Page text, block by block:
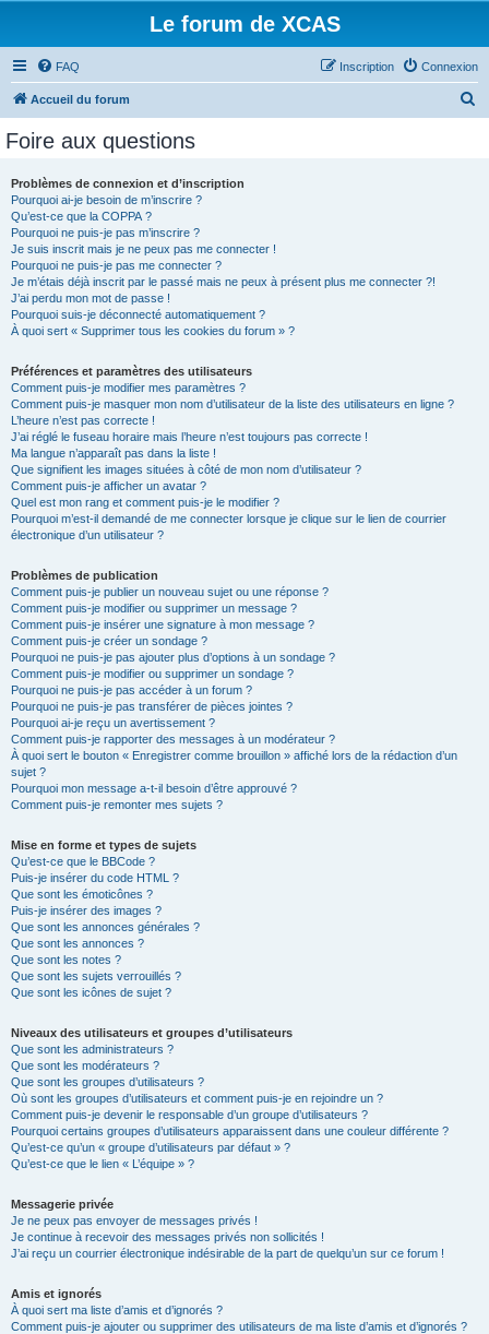
Le forum de XCAS
FAQ Connexion
Inscription
Accueil du forum
Foire aux questions
Problèmes de connexion et d’inscription
Pourquoi ai-je besoin de m’inscrire ?
Qu’est-ce que la COPPA ?
Pourquoi ne puis-je pas m’inscrire ?
Je suis inscrit mais je ne peux pas me connecter !
Pourquoi ne puis-je pas me connecter ?
Je m’étais déjà inscrit par le passé mais ne peux à présent plus me connecter ?!
J’ai perdu mon mot de passe !
Pourquoi suis-je déconnecté automatiquement ?
À quoi sert « Supprimer tous les cookies du forum » ?
Préférences et paramètres des utilisateurs
Comment puis-je modifier mes paramètres ?
Comment puis-je masquer mon nom d’utilisateur de la liste des utilisateurs en ligne ?
L’heure n’est pas correcte !
J’ai réglé le fuseau horaire mais l’heure n’est toujours pas correcte !
Ma langue n’apparaît pas dans la liste !
Que signifient les images situées à côté de mon nom d’utilisateur ?
Comment puis-je afficher un avatar ?
Quel est mon rang et comment puis-je le modifier ?
Pourquoi m’est-il demandé de me connecter lorsque je clique sur le lien de courrier
électronique d’un utilisateur ?
Problèmes de publication
Comment puis-je publier un nouveau sujet ou une réponse ?
Comment puis-je modifier ou supprimer un message ?
Comment puis-je insérer une signature à mon message ?
Comment puis-je créer un sondage ?
Pourquoi ne puis-je pas ajouter plus d’options à un sondage ?
Comment puis-je modifier ou supprimer un sondage ?
Pourquoi ne puis-je pas accéder à un forum ?
Pourquoi ne puis-je pas transférer de pièces jointes ?
Pourquoi ai-je reçu un avertissement ?
Comment puis-je rapporter des messages à un modérateur ?
À quoi sert le bouton « Enregistrer comme brouillon » affiché lors de la rédaction d’un
sujet ?
Pourquoi mon message a-t-il besoin d’être approuvé ?
Comment puis-je remonter mes sujets ?
Mise en forme et types de sujets
Qu’est-ce que le BBCode ?
Puis-je insérer du code HTML ?
Que sont les émoticônes ?
Puis-je insérer des images ?
Que sont les annonces générales ?
Que sont les annonces ?
Que sont les notes ?
Que sont les sujets verrouillés ?
Que sont les icônes de sujet ?
Niveaux des utilisateurs et groupes d’utilisateurs
Que sont les administrateurs ?
Que sont les modérateurs ?
Que sont les groupes d’utilisateurs ?
Où sont les groupes d’utilisateurs et comment puis-je en rejoindre un ?
Comment puis-je devenir le responsable d’un groupe d’utilisateurs ?
Pourquoi certains groupes d’utilisateurs apparaissent dans une couleur différente ?
Qu’est-ce qu’un « groupe d’utilisateurs par défaut » ?
Qu’est-ce que le lien « L’équipe » ?
Messagerie privée
Je ne peux pas envoyer de messages privés !
Je continue à recevoir des messages privés non sollicités !
J’ai reçu un courrier électronique indésirable de la part de quelqu’un sur ce forum !
Amis et ignorés
À quoi sert ma liste d’amis et d’ignorés ?
Comment puis-je ajouter ou supprimer des utilisateurs de ma liste d’amis et d’ignorés ?